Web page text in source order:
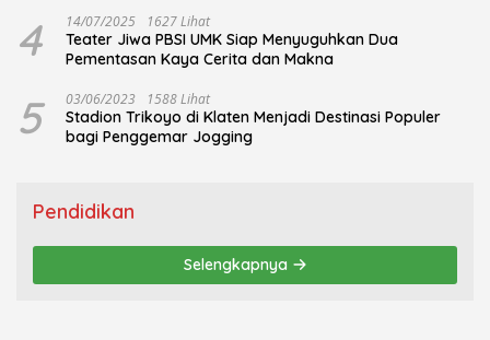
4 14/07/2025 1627 Lihat
Teater Jiwa PBSI UMK Siap Menyuguhkan Dua
Pementasan Kaya Cerita dan Makna
5 03/06/2023 1588 Lihat
Stadion Trikoyo di Klaten Menjadi Destinasi Populer
bagi Penggemar Jogging
Pendidikan
Selengkapnya